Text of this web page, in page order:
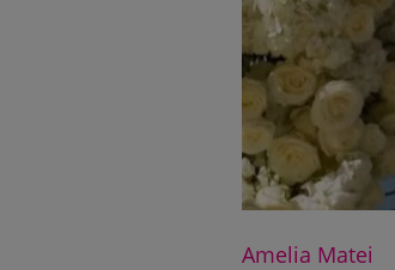
Amelia Matei